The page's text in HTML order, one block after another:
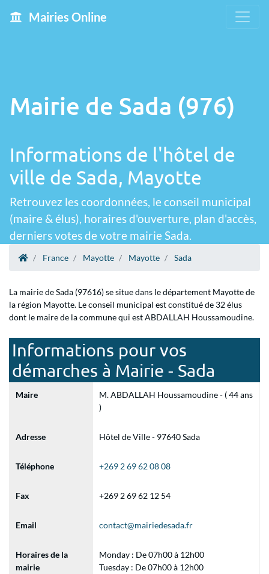
Mairies Online
Mairie de Sada (976)
Informations de l'hôtel de
ville de Sada, Mayotte
Retrouvez les coordonnées, le conseil municipal
(maire & élus), horaires d'ouverture, plan d'accès,
derniers votes de votre mairie Sada.
France Mayotte Mayotte Sada
La mairie de Sada (97616) se situe dans le département Mayotte de
la région Mayotte. Le conseil municipal est constitué de 32 élus
dont le maire de la commune qui est ABDALLAH Houssamoudine.
Informations pour vos
démarches à Mairie - Sada
Maire
M. ABDALLAH Houssamoudine - ( 44 ans
)
Adresse Hôtel de Ville - 97640 Sada
Téléphone +269 2 69 62 08 08
Fax +269 2 69 62 12 54
Email contact@mairiedesada.fr
Horaires de la
mairie
Monday : De 07h00 à 12h00
Tuesday : De 07h00 à 12h00